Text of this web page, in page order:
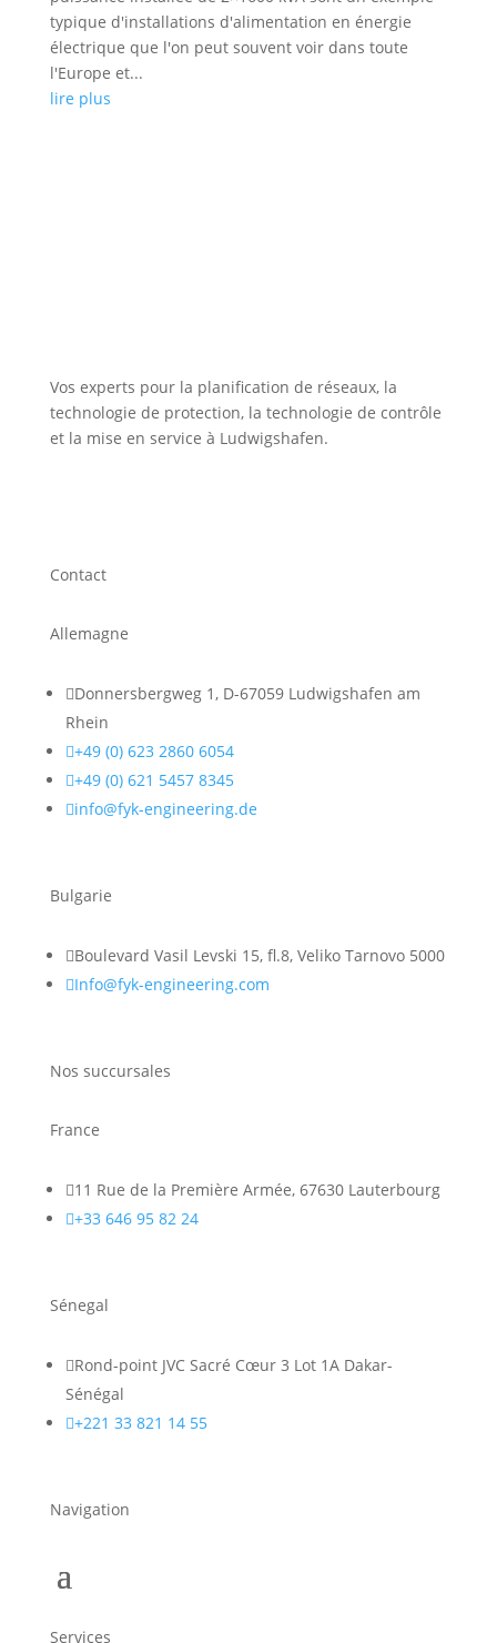
typique d'installations d'alimentation en énergie
électrique que l'on peut souvent voir dans toute
l'Europe et...
lire plus
Vos experts pour la planification de réseaux, la
technologie de protection, la technologie de contrôle
et la mise en service à Ludwigshafen.
Contact
Allemagne
Donnersbergweg 1, D-67059 Ludwigshafen am
Rhein
+49 (0) 623 2860 6054
+49 (0) 621 5457 8345
info@fyk-engineering.de
Bulgarie
Boulevard Vasil Levski 15, fl.8, Veliko Tarnovo 5000
Info@fyk-engineering.com
Nos succursales
France
11 Rue de la Première Armée, 67630 Lauterbourg
+33 646 95 82 24
Sénegal
Rond-point JVC Sacré Cœur 3 Lot 1A Dakar-
Sénégal
+221 33 821 14 55
Navigation
Services